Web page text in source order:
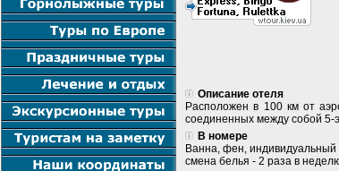
Описание отеля
Расположен в 100 км от
соединенных между собой 5-
В номере
Ванна, фен, индивидуальный
смена белья - 2 раза в